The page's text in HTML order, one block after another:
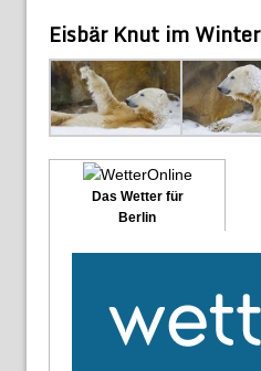
Eisbär Knut im Winter
Das Wetter für
Berlin